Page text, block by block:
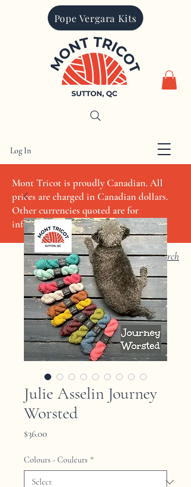
Pope Vergara Kits
CAD (C$)
Mont Tricot is proudly Canadian. All
prices are charged in Canadian dollars.
Other currencies quoted are for
informational purposes only
Log In
Search
Julie Asselin Journey
Worsted
$36.00
Colours - Couleurs *